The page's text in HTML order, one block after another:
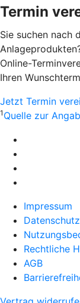
Termin
Sie suchen nach
Online-
Ihren
Jetzt Termin
1 Quelle zur
Impressum
Datenschutz
Rechtliche
AGB